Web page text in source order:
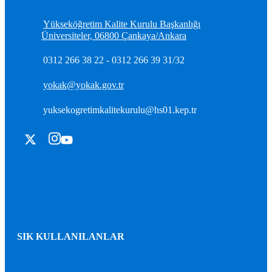
Yükseköğretim Kalite Kurulu Başkanlığı
Üniversiteler, 06800 Çankaya/Ankara
0312 266 38 22 - 0312 266 39 31/32
yokak@yokak.gov.tr
yuksekogretimkalitekurulu@hs01.kep.tr
SIK KULLANILANLAR